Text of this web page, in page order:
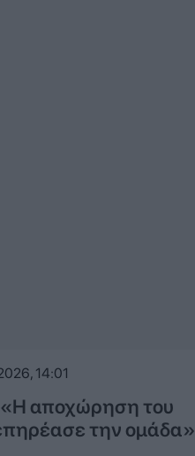
14:01
«Η αποχώρηση του
την ομάδα»